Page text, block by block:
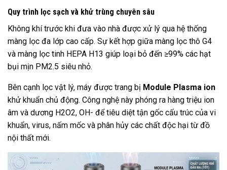
Quy trình lọc sạch và khử trùng chuyên sâu
Không khí trước khi đưa vào nhà được xử lý qua hệ thống
màng lọc đa lớp cao cấp. Sự kết hợp giữa màng lọc thô G4
và màng lọc tinh HEPA H13 giúp loại bỏ đến ≥99% các hạt
bụi mịn PM2.5 siêu nhỏ.
Bên cạnh lọc vật lý, máy được trang bị Module Plasma ion
khử khuẩn chủ động. Công nghệ này phóng ra hàng triệu ion
âm và dương H2O2, OH- để tiêu diệt tận gốc cấu trúc của vi
khuẩn, virus, nấm mốc và phân hủy các chất độc hại từ đồ
nội thất mới.